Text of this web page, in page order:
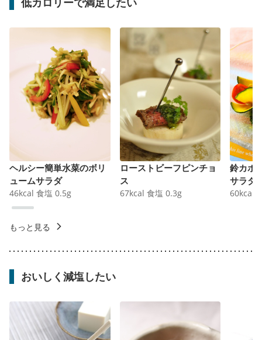
ヘルシー簡単水菜のボリ
ュームサラダ
46kcal 食塩 0.5g
ローストビーフピンチョ
ス
67kcal 食塩 0.3g
鈴カボ
サラダ
60kcal
もっと見る
おいしく減塩したい